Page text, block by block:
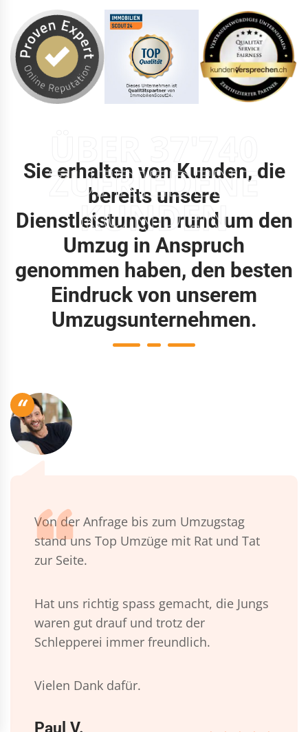
ZUFRIEDENE
KUNDEN
Sie erhalten von Kunden, die
bereits unsere
Dienstleistungen rund um den
Umzug in Anspruch
genommen haben, den besten
Eindruck von unserem
Umzugsunternehmen.
“
Von der Anfrage bis zum Umzugstag
stand uns Top Umzüge mit Rat und Tat
zur Seite.
Hat uns richtig spass gemacht, die Jungs
waren gut drauf und trotz der
Schlepperei immer freundlich.
Vielen Dank dafür.
Paul V.